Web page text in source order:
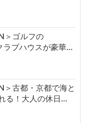
＞ゴルフの
ラブハウスが豪華…
＞古都・京都で海と
る！大人の休日…